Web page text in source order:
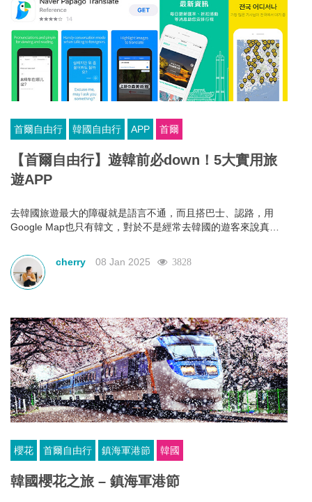
和 Korea Refund。走之前在仁川機場蓋印，就可以在Cash
Refund的櫃檯領取現金。
首爾自由行 韓國自由行 APP 首爾
【首爾自由行】遊韓前必down！5大實用旅
遊APP
去韓國旅遊最大的障礙就是語言不通，而且搭巴士、認路，用
Google Map也只有韓文，對於不是經常去韓國的遊客來說真的
譯、地圖、交通等等，以後去韓國自由行就不用怕了，去韓國前
記得要先下載。
cherry 08 Jan 2025 3828
櫻花 首爾自由行 鎮海軍港節 韓國
韓國櫻花之旅 – 鎮海軍港節